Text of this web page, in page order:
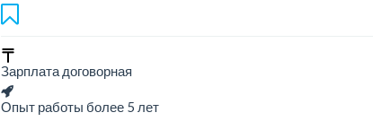
Зарплата договорная
Опыт работы более 5 лет